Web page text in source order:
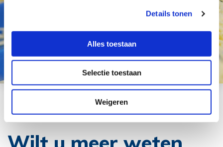
Details tonen
Alles toestaan
Selectie toestaan
Weigeren
Meer informatie